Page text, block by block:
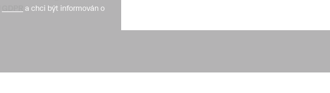
a chci být informován o